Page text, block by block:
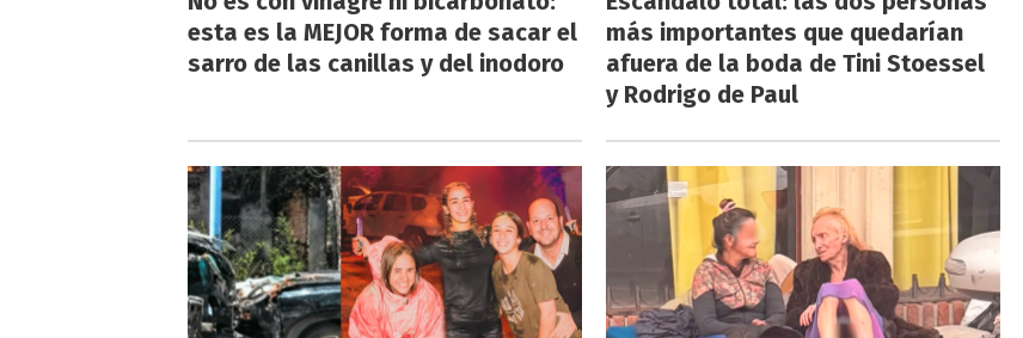
esta es la MEJOR forma de sacar el
sarro de las canillas y del inodoro
más importantes que quedarían
afuera de la boda de Tini Stoessel
y Rodrigo de Paul